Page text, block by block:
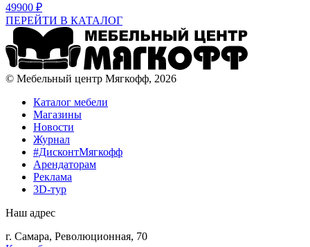
49900 ₽
ПЕРЕЙТИ В КАТАЛОГ
© Мебельный центр Мягкофф, 2026
Каталог мебели
Магазины
Новости
Журнал
#ДисконтМягкофф
Арендаторам
Реклама
3D-тур
Наш адрес
г. Самара, Революционная, 70